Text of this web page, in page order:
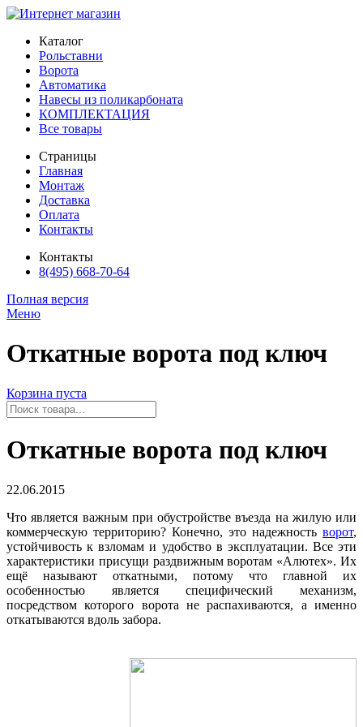
Каталог
Рольставни
Ворота
Автоматика
Навесы из поликарбоната
КОМПЛЕКТАЦИЯ
Все товары
Страницы
Главная
Монтаж
Доставка
Оплата
Контакты
Контакты
8(495) 668-70-64
Полная версия
Меню
Откатные ворота под ключ
Корзина пуста
Откатные ворота под ключ
22.06.2015
Что является важным при обустройстве въезда на жилую или
коммерческую территорию? Конечно, это надежность ворот,
устойчивость к взломам и удобство в эксплуатации. Все эти
характеристики присущи раздвижным воротам «Алютех». Их
ещё называют откатными, потому что главной их
особенностью является специфический механизм,
посредством которого ворота не распахиваются, а именно
откатываются вдоль забора.